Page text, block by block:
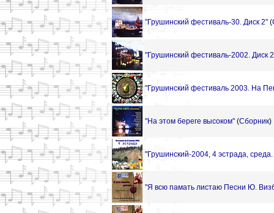
"Грушинский фестиваль-30. Диск 2" (
"Грушинский фестиваль-2002. Диск
"Грушинский фестиваль 2003. На
"На этом береге высоком" (Сборник)
"Грушинский-2004, 4 эстрада, среда.
"Я всю памать листаю Песни Ю.